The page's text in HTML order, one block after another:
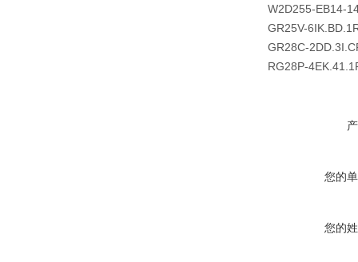
W2D255-EB14-
GR25V-
GR28C-
RG28P-
您的
您的